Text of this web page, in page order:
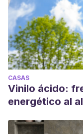
CASAS
Vinilo ácido:
energético al